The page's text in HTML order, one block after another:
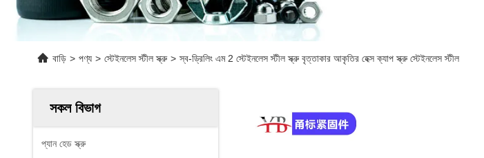
বাড়ি > পণ্য > স্টেইনলেস স্টীল স্ক্রু > স্ব-ড্রিলিং এম 2 স্টেইনলেস স্টীল স্ক্রু বৃত্তাকার আকৃতির হেক্স ক্যাপ স্ক্রু স্টেইনলেস স্টীল
সকল বিভাগ
প্যান হেড স্ক্রু